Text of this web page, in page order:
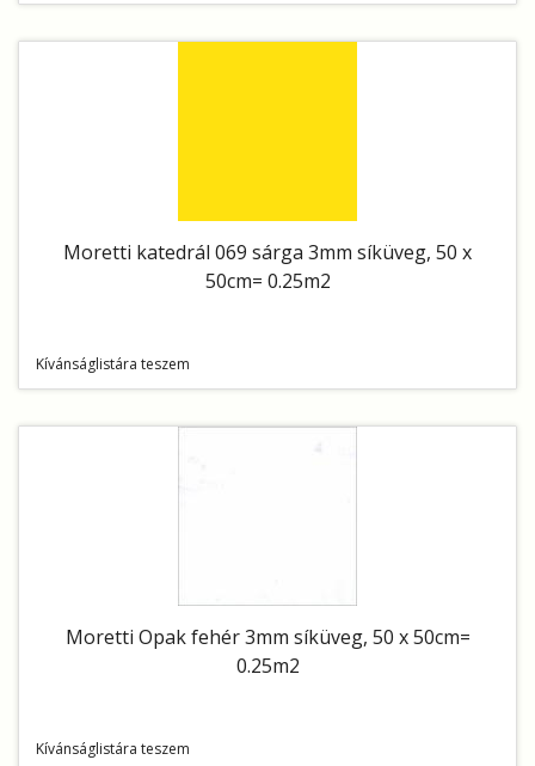
Moretti katedrál 069 sárga 3mm síküveg, 50 x
50cm= 0.25m2
Kívánságlistára teszem
Moretti Opak fehér 3mm síküveg, 50 x 50cm=
0.25m2
Kívánságlistára teszem